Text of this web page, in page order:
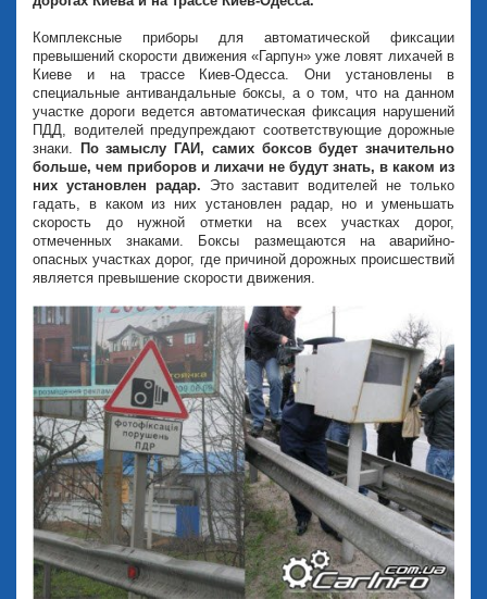
Комплексные приборы для автоматической фиксации
превышений скорости движения «Гарпун» уже ловят лихачей в
Киеве и на трассе Киев-Одесса. Они установлены в
специальные антивандальные боксы, а о том, что на данном
участке дороги ведется автоматическая фиксация нарушений
ПДД, водителей предупреждают соответствующие дорожные
знаки. По замыслу ГАИ, самих боксов будет значительно
больше, чем приборов и лихачи не будут знать, в каком из
них установлен радар. Это заставит водителей не только
гадать, в каком из них установлен радар, но и уменьшать
скорость до нужной отметки на всех участках дорог,
отмеченных знаками. Боксы размещаются на аварийно-
опасных участках дорог, где причиной дорожных происшествий
является превышение скорости движения.